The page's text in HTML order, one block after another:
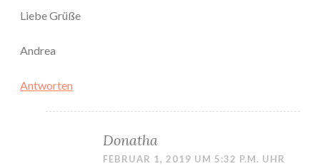
Liebe Grüße
Andrea
Antworten
Donatha
FEBRUAR 1, 2019 UM 5:32 P.M. UHR